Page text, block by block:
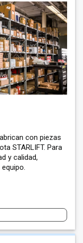
con piezas
STARLIFT. Para
y calidad,